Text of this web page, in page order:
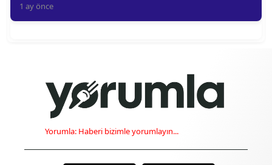
1 ay önce
Yorumla: Haberi bizimle yorumlayın...